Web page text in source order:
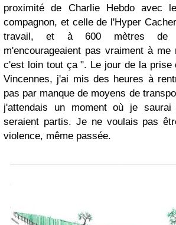
proximité de Charlie Hebdo avec
compagnon, et celle de l'Hyper
travail, et à 600 mètres de
m'encourageaient pas vraiment à
c'est loin tout ça ". Le jour de la prise
Vincennes, j'ai mis des heures à
pas par manque de moyens de
j'attendais un moment où je
seraient partis. Je ne voulais pas
violence, même passée.